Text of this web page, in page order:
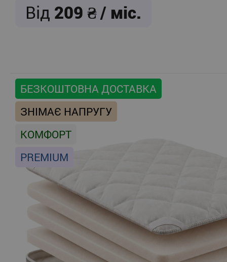
Від 209 / міс.
БЕЗКОШТОВНА ДОСТАВКА
ЗНІМАЄ НАПРУГУ
КОМФОРТ
PREMIUM